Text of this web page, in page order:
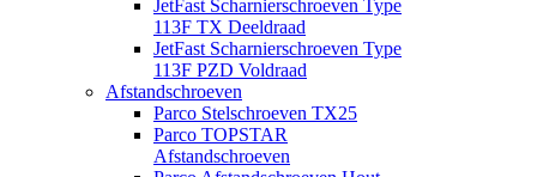
JetFast Scharnierschroeven Type
113F TX Deeldraad
JetFast Scharnierschroeven Type
113F PZD Voldraad
Afstandschroeven
Parco Stelschroeven TX25
Parco TOPSTAR
Afstandschroeven